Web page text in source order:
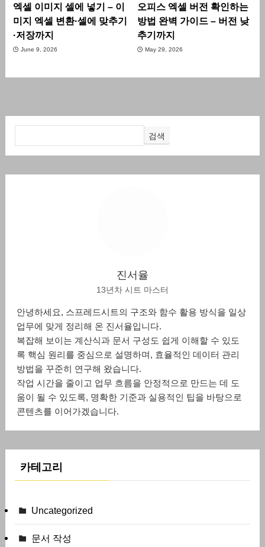
엑셀 이미지 셀에 넣기 – 이
미지 엑셀 변환·셀에 맞추기
·저장까지
June 9, 2026
오피스 엑셀 버전 확인하는
방법 완벽 가이드 – 버전 낮
추기까지
May 29, 2026
검색
진서율
13년차 시트 마스터
안녕하세요, 스프레드시트의 구조와 함수 활용 방식을 일상
업무에 맞게 정리해 온 진서율입니다.
복잡해 보이는 계산식과 문서 구성도 쉽게 이해할 수 있도
록 핵심 원리를 중심으로 설명하며, 효율적인 데이터 관리
방법을 꾸준히 연구해 왔습니다.
작업 시간을 줄이고 업무 흐름을 안정적으로 만드는 데 도
움이 될 수 있도록, 명확한 기준과 실용적인 팁을 바탕으로
콘텐츠를 이어가겠습니다.
카테고리
Uncategorized
문서 작성